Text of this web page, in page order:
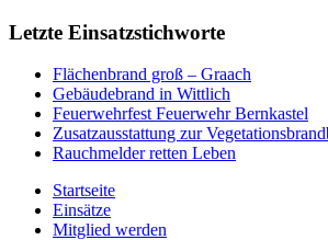
Letzte Einsatzstichworte
Flächenbrand groß – Graach
Gebäudebrand in Wittlich
Feuerwehrfest Feuerwehr Bernkastel
Zusatzausstattung zur
Rauchmelder retten Leben
Startseite
Einsätze
Mitglied werden